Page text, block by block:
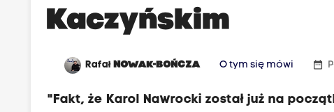
Kaczyńskim
RafałNOWAK-BOŃCZA O tym się mówi date_range
"Fakt, że Karol Nawrocki został już na